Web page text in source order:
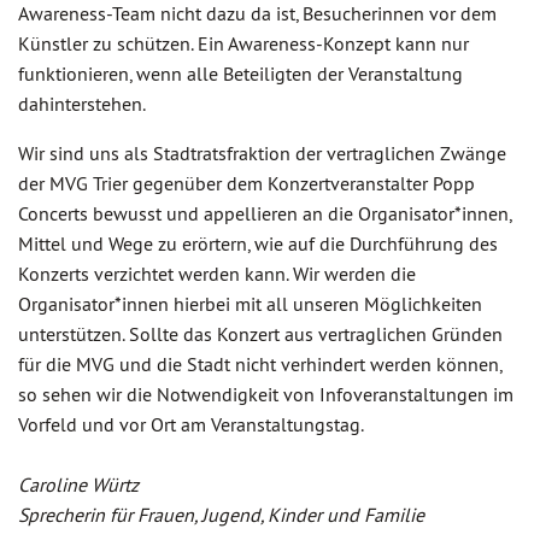
Awareness-Team nicht dazu da ist, Besucherinnen vor dem
Künstler zu schützen. Ein Awareness-Konzept kann nur
funktionieren, wenn alle Beteiligten der Veranstaltung
dahinterstehen.
Wir sind uns als Stadtratsfraktion der vertraglichen Zwänge
der MVG Trier gegenüber dem Konzertveranstalter Popp
Concerts bewusst und appellieren an die Organisator*innen,
Mittel und Wege zu erörtern, wie auf die Durchführung des
Konzerts verzichtet werden kann. Wir werden die
Organisator*innen hierbei mit all unseren Möglichkeiten
unterstützen. Sollte das Konzert aus vertraglichen Gründen
für die MVG und die Stadt nicht verhindert werden können,
so sehen wir die Notwendigkeit von Infoveranstaltungen im
Vorfeld und vor Ort am Veranstaltungstag.
Caroline Würtz
Sprecherin für Frauen, Jugend, Kinder und Familie